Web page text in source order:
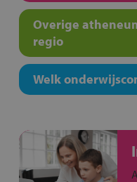
Overige
regio
Welk